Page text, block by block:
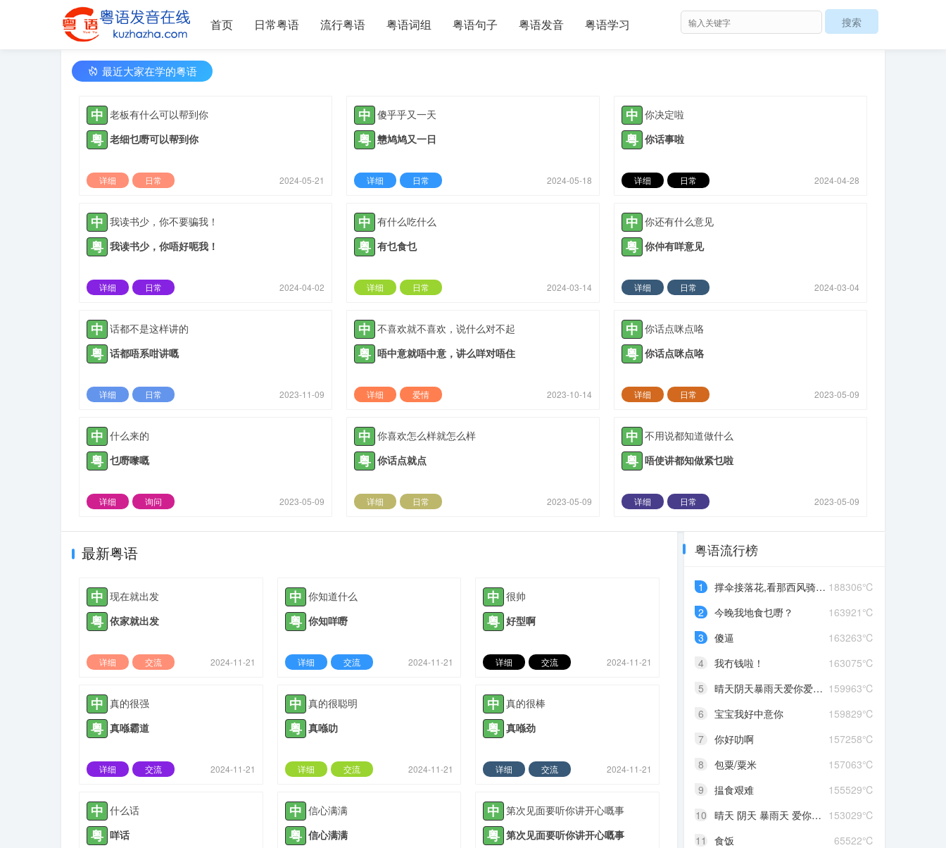
首页 日常粤语 流行粤语 粤语词组 粤语句子 粤语发音 粤语学习
最近大家在学的粤语
中 老板有什么可以帮到你
粤 老细乜嘢可以帮到你
详细 日常 2024-05-21
中 傻乎乎又一天
粤 戆鸠鸠又一日
详细 日常 2024-05-18
中 你决定啦
粤 你话事啦
详细 日常 2024-04-28
中 我读书少，你不要骗我！
粤 我读书少，你唔好呃我！
详细 日常 2024-04-02
中 有什么吃什么
粤 有乜食乜
详细 日常 2024-03-14
中 你还有什么意见
粤 你仲有咩意见
详细 日常 2024-03-04
中 话都不是这样讲的
粤 话都唔系咁讲嘅
详细 日常 2023-11-09
中 不喜欢就不喜欢，说什么对不起
粤 唔中意就唔中意，讲么咩对唔住
详细 爱情 2023-10-14
中 你话点咪点咯
粤 你话点咪点咯
详细 日常 2023-05-09
中 什么来的
粤 乜嘢嚟嘅
详细 询问 2023-05-09
中 你喜欢怎么样就怎么样
粤 你话点就点
详细 日常 2023-05-09
中 不用说都知道做什么
粤 唔使讲都知做紧乜啦
详细 日常 2023-05-09
最新粤语
中 现在就出发
粤 依家就出发
详细 交流 2024-11-21
中 你知道什么
粤 你知咩嘢
详细 交流 2024-11-21
中 很帅
粤 好型啊
详细 交流 2024-11-21
中 真的很强
粤 真喺霸道
详细 交流 2024-11-21
中 真的很聪明
粤 真喺叻
详细 交流 2024-11-21
中 真的很棒
粤 真喺劲
详细 交流 2024-11-21
中 什么话
粤 咩话
中 信心满满
粤 信心满满
中 第次见面要听你讲开心嘅事
粤 第次见面要听你讲开心嘅事
粤语流行榜
188306℃
1
撑伞接落花,看那西风骑瘦马
163921℃
2
今晚我地食乜嘢？
163263℃
3
傻逼
163075℃
4
我冇钱啦！
159963℃
5
晴天阴天暴雨天爱你爱到发晒颠红茶绿茶菊花茶爱你爱到蒙查查
159829℃
6
宝宝我好中意你
157258℃
7
你好叻啊
157063℃
8
包粟/粟米
155529℃
9
揾食艰难
153029℃
10 晴天 阴天 暴雨天 爱你爱到发晒颠
65522℃
11
食饭